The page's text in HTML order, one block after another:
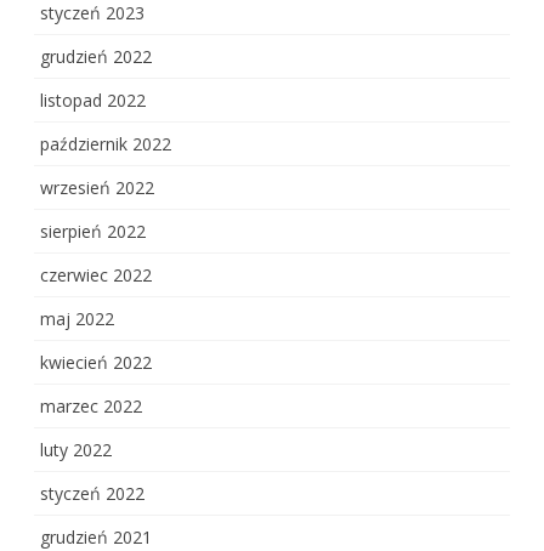
styczeń 2023
grudzień 2022
listopad 2022
październik 2022
wrzesień 2022
sierpień 2022
czerwiec 2022
maj 2022
kwiecień 2022
marzec 2022
luty 2022
styczeń 2022
grudzień 2021